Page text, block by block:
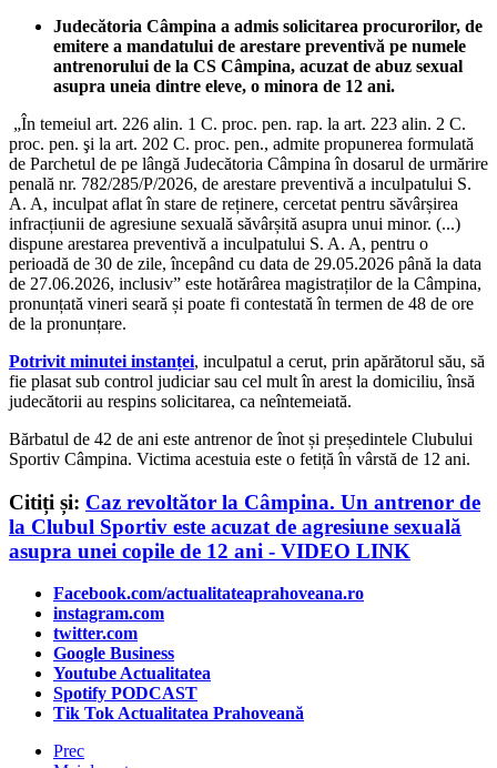
Judecătoria Câmpina a admis solicitarea procurorilor, de
emitere a mandatului de arestare preventivă pe numele
antrenorului de la CS Câmpina, acuzat de abuz sexual
asupra uneia dintre eleve, o minora de 12 ani.
„În temeiul art. 226 alin. 1 C. proc. pen. rap. la art. 223 alin. 2 C.
proc. pen. şi la art. 202 C. proc. pen., admite propunerea formulată
de Parchetul de pe lângă Judecătoria Câmpina în dosarul de urmărire
penală nr. 782/285/P/2026, de arestare preventivă a inculpatului S.
A. A, inculpat aflat în stare de reținere, cercetat pentru săvârșirea
infracțiunii de agresiune sexuală săvârșită asupra unui minor. (...)
dispune arestarea preventivă a inculpatului S. A. A, pentru o
perioadă de 30 de zile, începând cu data de 29.05.2026 până la data
de 27.06.2026, inclusiv” este hotărârea magistraților de la Câmpina,
pronunțată vineri seară și poate fi contestată în termen de 48 de ore
de la pronunțare.
Potrivit minutei instanței, inculpatul a cerut, prin apărătorul său, să
fie plasat sub control judiciar sau cel mult în arest la domiciliu, însă
judecătorii au respins solicitarea, ca neîntemeiată.
Bărbatul de 42 de ani este antrenor de înot și președintele Clubului
Sportiv Câmpina. Victima acestuia este o fetiță în vârstă de 12 ani.
Citiți și: Caz revoltător la Câmpina. Un antrenor de
la Clubul Sportiv este acuzat de agresiune sexuală
asupra unei copile de 12 ani - VIDEO LINK
Facebook.com/actualitateaprahoveana.ro
instagram.com
twitter.com
Google Business
Youtube Actualitatea
Spotify PODCAST
Tik Tok Actualitatea Prahoveană
Prec